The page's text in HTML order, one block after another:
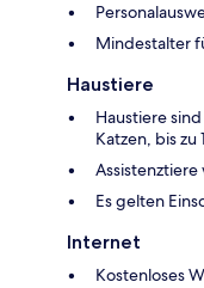
Mindestalter
Haustiere
Haustiere
Katzen, bis zu
Es gelten
Internet
Kostenloses